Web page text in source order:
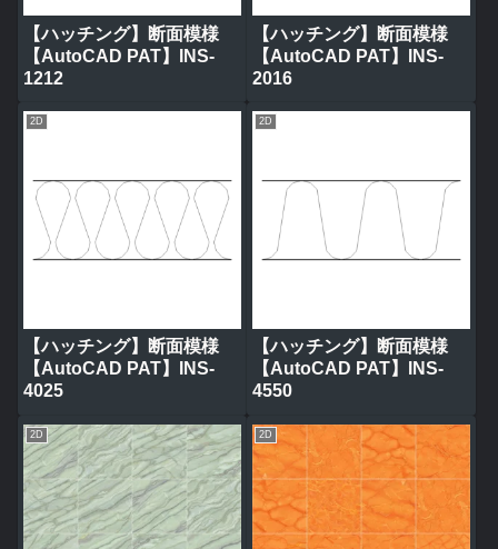
【ハッチング】断面模様
【AutoCAD PAT】INS-
1212
【ハッチング】断面模様
【AutoCAD PAT】INS-
2016
2D
【ハッチング】断面模様
【AutoCAD PAT】INS-
4025
2D
【ハッチング】断面模様
【AutoCAD PAT】INS-
4550
2D 2D